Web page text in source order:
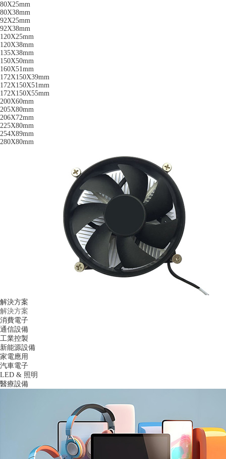
80X25mm
80X38mm
92X25mm
92X38mm
120X25mm
120X38mm
135X38mm
150X50mm
160X51mm
172X150X39mm
172X150X51mm
172X150X55mm
200X60mm
205X80mm
206X72mm
225X80mm
254X89mm
280X80mm
解決方案
解決方案
消費電子
通信設備
工業控製
新能源設備
家電應用
汽車電子
LED & 照明
醫療設備